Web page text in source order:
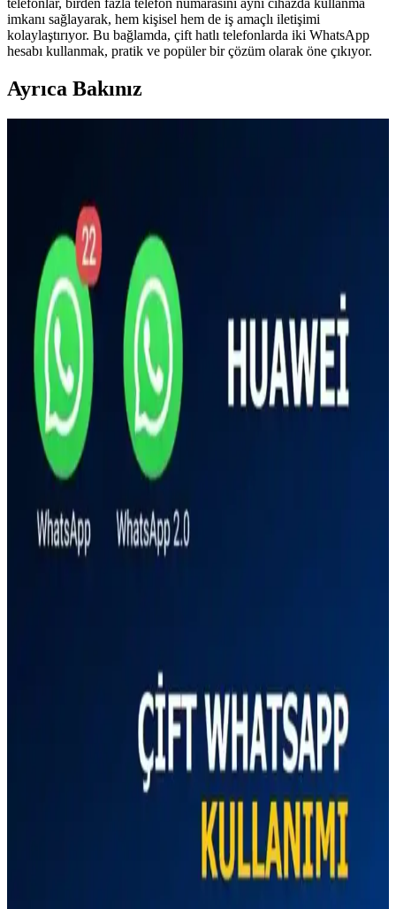
telefonlar, birden fazla telefon numarasını aynı cihazda kullanma
imkanı sağlayarak, hem kişisel hem de iş amaçlı iletişimi
kolaylaştırıyor. Bu bağlamda, çift hatlı telefonlarda iki WhatsApp
hesabı kullanmak, pratik ve popüler bir çözüm olarak öne çıkıyor.
Ayrıca Bakınız
Çift hatlı telefonlarda iki WhatsApp hesabı kullanmak, güvenlik ve
teknik detaylar ile güncel teknolojik gelişmelerle iletişimi
kolaylaştırıyor.
Çift Hatlı Akıllı Telefonlar: Çoklu Hat Kullanımının
Güncel Trendleri ve Avantajları
Çift hatlı akıllı telefonlar, iki SIM kart veya eSIM teknolojisi ile
kullanıcılara esneklik ve maliyet avantajı sunar. Seyahat ve iş
yaşamında tercih edilen bu cihazlar, iletişimi kolaylaştırır.
Samsung A33 Modeli Çift Hat Desteği Sunuyor mu
Detaylı İnceleme
Samsung A33 modelinin çift hat desteği olup olmadığı konusunda
kesin bilgi bulunmamaktadır. Kullanıcılar, resmi kaynaklardan ve
teknik özelliklerden doğrulama yapmalıdır.
Çift Hatlı Telefonlar: Çoklu SIM Özelliği ve Güncel
Modeller Hakkında Bilgi
Çift hatlı telefonlar, iki SIM kart kullanımıyla iletişimde esneklik ve
Samsung B310 E, çift hat desteği ve uzun pil ömrüyle günlük
iletişim ihtiyaçlarını karşılayan dayanıklı ve şık tuşlu telefon.
Güvenilirlik ve pratiklik arayanlar için ideal.
Çift Hatlı Telefonlarda İki WhatsApp Kullanımı:
Yöntemler ve Güvenlik İpuçları
Çift hatlı telefonlarda iki WhatsApp hesabı kullanmak mümkün.
Resmi ve üçüncü taraf çözümlerle nasıl yapıldığını ve güvenlik
Çift Hatlı Telefonlarda WhatsApp Kullanımı: Pratik